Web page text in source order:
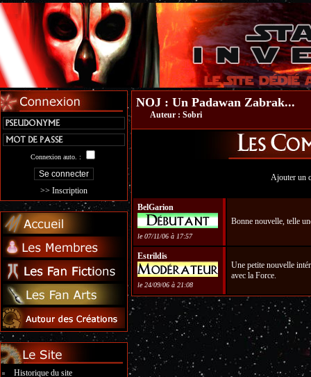
Connexion auto. :
>> Inscription
Historique du site
NOJ : Un Padawan Zabrak...
Auteur : Sobri
Ajouter un
BelGarion
le 07/11/06 à 17:57
Bonne nouvelle, telle
Estrildis
le 24/09/06 à 21:08
Une petite nouvelle
avec la Force.